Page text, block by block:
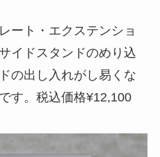
ート・エクステンショ
イドスタンドのめり込
の出し入れがし易くな
す。税込価格¥12,100